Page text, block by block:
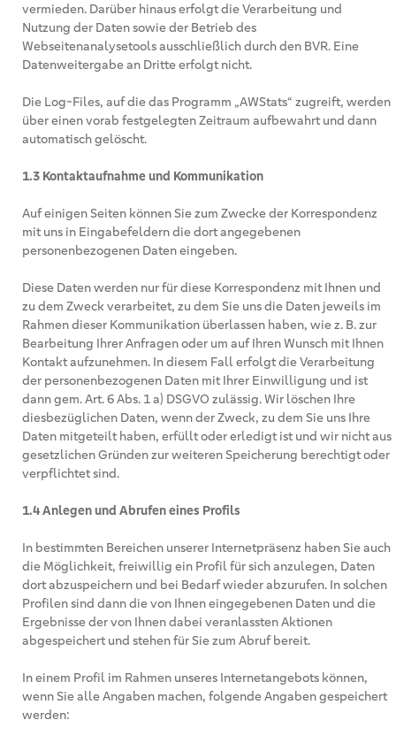
vermieden. Darüber hinaus erfolgt die Verarbeitung und
Nutzung der Daten sowie der Betrieb des
Webseitenanalysetools ausschließlich durch den BVR. Eine
Datenweitergabe an Dritte erfolgt nicht.
Die Log-Files, auf die das Programm „AWStats“ zugreift, werden
über einen vorab festgelegten Zeitraum aufbewahrt und dann
automatisch gelöscht.
1.3 Kontaktaufnahme und Kommunikation
Auf einigen Seiten können Sie zum Zwecke der Korrespondenz
mit uns in Eingabefeldern die dort angegebenen
personenbezogenen Daten eingeben.
Diese Daten werden nur für diese Korrespondenz mit Ihnen und
zu dem Zweck verarbeitet, zu dem Sie uns die Daten jeweils im
Rahmen dieser Kommunikation überlassen haben, wie z. B. zur
Bearbeitung Ihrer Anfragen oder um auf Ihren Wunsch mit Ihnen
Kontakt aufzunehmen. In diesem Fall erfolgt die Verarbeitung
der personenbezogenen Daten mit Ihrer Einwilligung und ist
dann gem. Art. 6 Abs. 1 a) DSGVO zulässig. Wir löschen Ihre
diesbezüglichen Daten, wenn der Zweck, zu dem Sie uns Ihre
Daten mitgeteilt haben, erfüllt oder erledigt ist und wir nicht aus
gesetzlichen Gründen zur weiteren Speicherung berechtigt oder
verpflichtet sind.
1.4 Anlegen und Abrufen eines Profils
In bestimmten Bereichen unserer Internetpräsenz haben Sie auch
die Möglichkeit, freiwillig ein Profil für sich anzulegen, Daten
dort abzuspeichern und bei Bedarf wieder abzurufen. In solchen
Profilen sind dann die von Ihnen eingegebenen Daten und die
Ergebnisse der von Ihnen dabei veranlassten Aktionen
abgespeichert und stehen für Sie zum Abruf bereit.
In einem Profil im Rahmen unseres Internetangebots können,
wenn Sie alle Angaben machen, folgende Angaben gespeichert
werden: